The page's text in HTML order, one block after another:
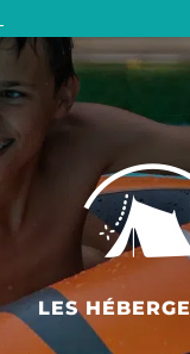
LES